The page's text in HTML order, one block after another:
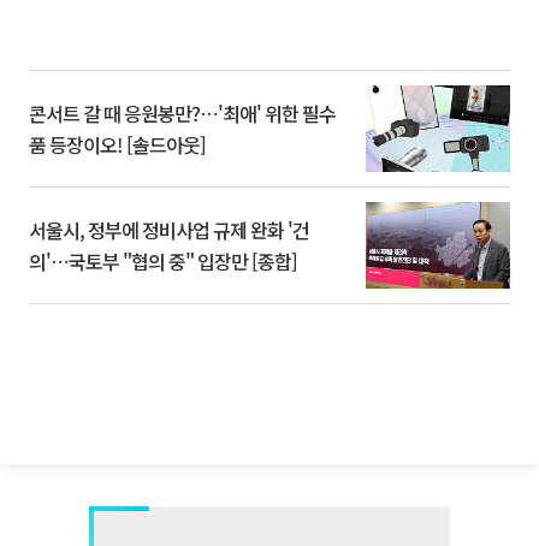
콘서트 갈 때 응원봉만?⋯'최애' 위한 필수
품 등장이오! [솔드아웃]
서울시, 정부에 정비사업 규제 완화 '건
의'⋯국토부 "협의 중" 입장만 [종합]